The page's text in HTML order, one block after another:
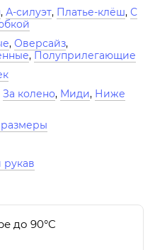
, А-силуэт, Платье-клёш, С
, Оверсайз,
, Полуприлегающие
За колено, Миди, Ниже
рукав
до 90°C